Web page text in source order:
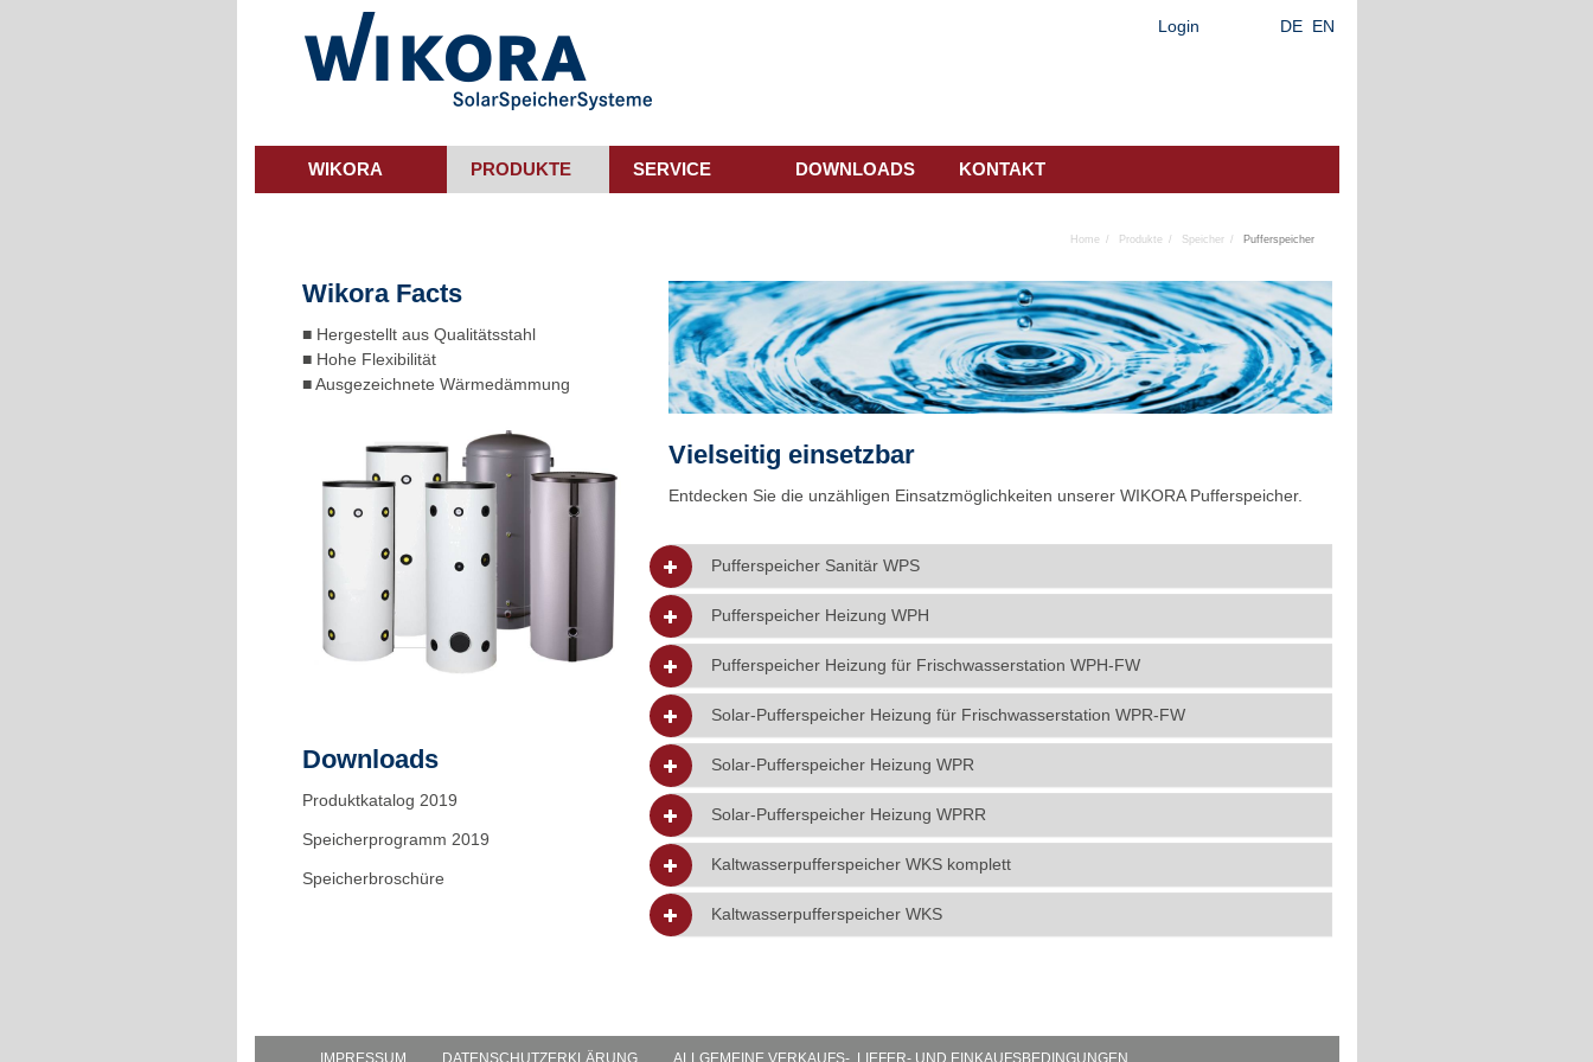
DE EN
Login
WIKORA PRODUKTE SERVICE DOWNLOADS KONTAKT
Home Produkte Speicher Pufferspeicher
Vielseitig einsetzbar
Entdecken Sie die unzähligen Einsatzmöglichkeiten unserer WIKORA Pufferspeicher.
Pufferspeicher Sanitär WPS
Pufferspeicher Heizung WPH
Pufferspeicher Heizung für Frischwasserstation WPH-FW
Solar-Pufferspeicher Heizung für Frischwasserstation WPR-FW
Solar-Pufferspeicher Heizung WPR
Solar-Pufferspeicher Heizung WPRR
Kaltwasserpufferspeicher WKS komplett
Kaltwasserpufferspeicher WKS
Wikora Facts
■ Hergestellt aus Qualitätsstahl
■ Hohe Flexibilität
■ Ausgezeichnete Wärmedämmung
Downloads
Produktkatalog 2019
Speicherprogramm 2019
Speicherbroschüre
IMPRESSUM DATENSCHUTZERKLÄRUNG ALLGEMEINE VERKAUFS-, LIEFER- UND EINKAUFSBEDINGUNGEN